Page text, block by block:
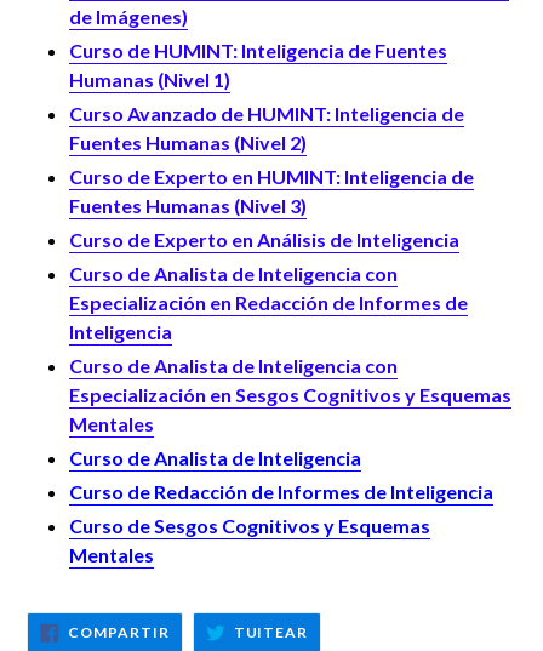
de Imágenes)
Curso de HUMINT: Inteligencia de Fuentes
Humanas (Nivel 1)
Curso Avanzado de HUMINT: Inteligencia de
Fuentes Humanas (Nivel 2)
Curso de Experto en HUMINT: Inteligencia de
Fuentes Humanas (Nivel 3)
Curso de Experto en Análisis de Inteligencia
Curso de Analista de Inteligencia con
Especialización en Redacción de Informes de
Inteligencia
Curso de Analista de Inteligencia con
Especialización en Sesgos Cognitivos y Esquemas
Mentales
Curso de Analista de Inteligencia
Curso de Redacción de Informes de Inteligencia
Curso de Sesgos Cognitivos y Esquemas
Mentales
COMPARTIR COMPARTIR
EN
TUITEAR